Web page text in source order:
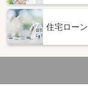
住宅ローン